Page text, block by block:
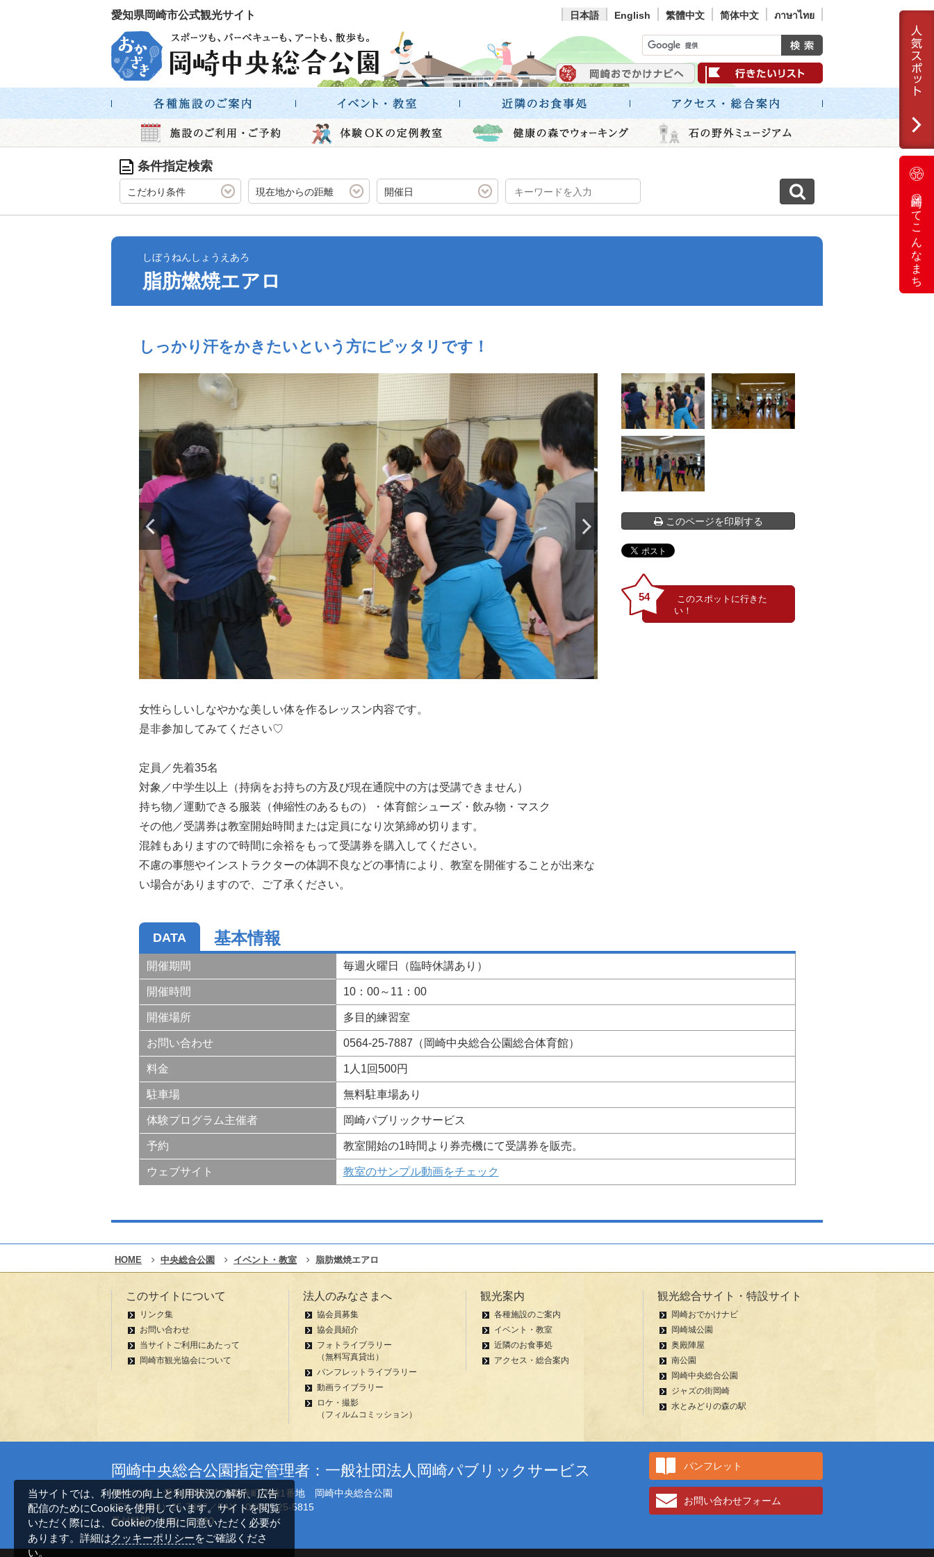
愛知県岡崎市公式観光サイト 日本語 English 繁體中文 简体中文 ภาษาไทย
岡崎ってこんなまち
条件指定検索
こだわり条件 現在地からの距離 開催日
しぼうねんしょうえあろ
脂肪燃焼エアロ
しっかり汗をかきたいという方にピッタリです！
女性らしいしなやかな美しい体を作るレッスン内容です。
是非参加してみてください♡
定員／先着35名
対象／中学生以上（持病をお持ちの方及び現在通院中の方は受講できません）
持ち物／運動できる服装（伸縮性のあるもの）・体育館シューズ・飲み物・マスク
その他／受講券は教室開始時間または定員になり次第締め切ります。
混雑もありますので時間に余裕をもって受講券を購入してください。
不慮の事態やインストラクターの体調不良などの事情により、教室を開催することが出来な
い場合がありますので、ご了承ください。
このページを印刷する
54
DATA 基本情報
開催期間 毎週火曜日（臨時休講あり）
開催時間 10：00～11：00
開催場所 多目的練習室
お問い合わせ 0564-25-7887（岡崎中央総合公園総合体育館）
料金 1人1回500円
駐車場 無料駐車場あり
体験プログラム主催者 岡崎パブリックサービス
予約 教室開始の1時間より券売機にて受講券を販売。
ウェブサイト 教室のサンプル動画をチェック
HOME 中央総合公園 イベント・教室 脂肪燃焼エアロ
このサイトについて
リンク集
お問い合わせ
当サイトご利用にあたって
岡崎市観光協会について
法人のみなさまへ
協会員募集
協会員紹介
フォトライブラリー
（無料写真貸出）
パンフレットライブラリー
動画ライブラリー
ロケ・撮影
（フィルムコミッション）
観光案内
各種施設のご案内
イベント・教室
近隣のお食事処
アクセス・総合案内
観光総合サイト・特設サイト
岡崎おでかけナビ
岡崎城公園
奥殿陣屋
南公園
岡崎中央総合公園
ジャズの街岡崎
水とみどりの森の駅
岡崎中央総合公園指定管理者：一般社団法人岡崎パブリックサービス
444-0002 愛知県岡崎市高隆寺町字峠1番地 岡崎中央総合公園
TEL（0564）25-7887／FAX（0564）25-5815
受付時間 9:00～21:00
パンフレット
お問い合わせフォーム
当サイトでは、利便性の向上と利用状況の解析、広告
配信のためにCookieを使用しています。サイトを閲覧
いただく際には、Cookieの使用に同意いただく必要が
あります。詳細は クッキーポリシー をご確認くださ
い。